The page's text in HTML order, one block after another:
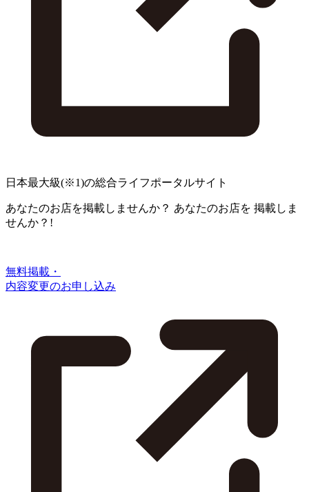
日本最大級(※1)の総合ライフポータルサイト
あなたのお店を掲載しませんか？ あなたのお店を 掲載しま
せんか？!
無料掲載・
内容変更のお申し込み